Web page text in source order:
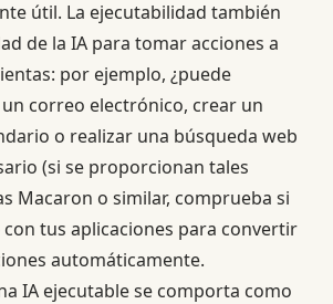
útil. La ejecutabilidad también
de la IA para tomar acciones a
por ejemplo, ¿puede
correo electrónico, crear un
o realizar una búsqueda web
(si se proporcionan tales
Macaron o similar, comprueba si
tus aplicaciones para convertir
automáticamente.
IA ejecutable se comporta como